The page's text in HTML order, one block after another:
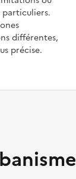
particuliers.
différentes,
précise.